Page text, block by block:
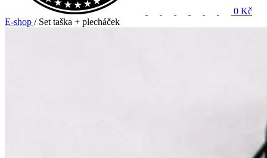
0 Kč
E-shop / Set taška + plecháček